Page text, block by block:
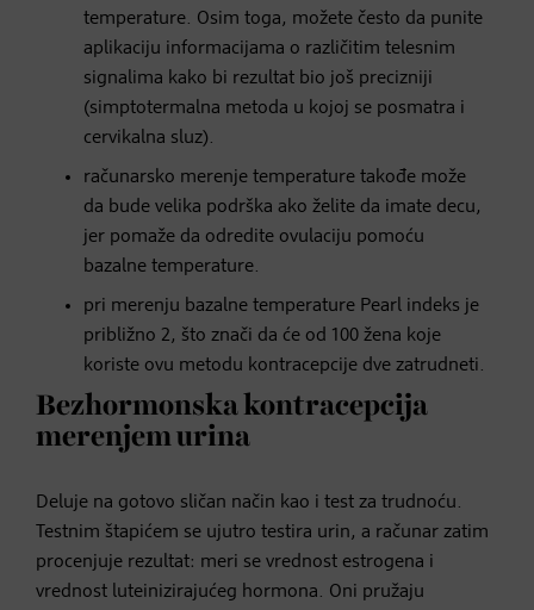
temperature. Osim toga, možete često da punite
aplikaciju informacijama o različitim telesnim
signalima kako bi rezultat bio još precizniji
(simptotermalna metoda u kojoj se posmatra i
cervikalna sluz).
računarsko merenje temperature takođe može
da bude velika podrška ako želite da imate decu,
jer pomaže da odredite ovulaciju pomoću
bazalne temperature.
pri merenju bazalne temperature Pearl indeks je
približno 2, što znači da će od 100 žena koje
koriste ovu metodu kontracepcije dve zatrudneti.
Bezhormonska kontracepcija
merenjem urina
Deluje na gotovo sličan način kao i test za trudnoću.
Testnim štapićem se ujutro testira urin, a računar zatim
procenjuje rezultat: meri se vrednost estrogena i
vrednost luteinizirajućeg hormona. Oni pružaju